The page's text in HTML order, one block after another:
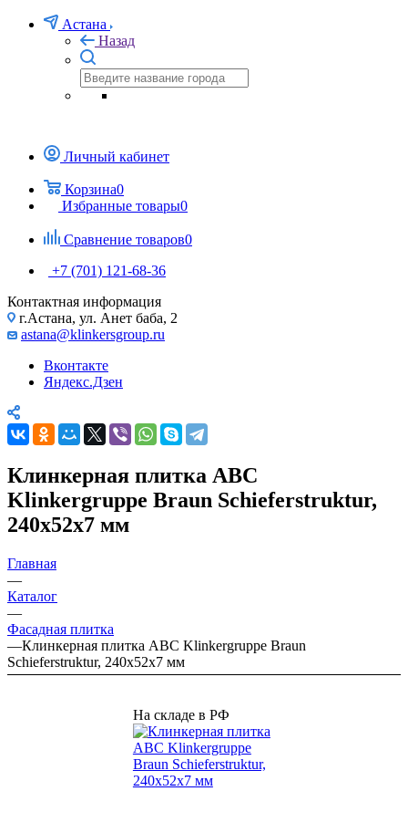
Астана
Назад
Личный кабинет
Корзина0
Избранные товары0
Сравнение товаров0
+7 (701) 121-68-36
Контактная информация
г.Астана, ул. Анет баба, 2
astana@klinkersgroup.ru
Вконтакте
Яндекс.Дзен
Клинкерная плитка ABC
Klinkergruppe Braun Schieferstruktur,
240х52х7 мм
Главная
—
Каталог
—
Фасадная плитка
—Клинкерная плитка ABC Klinkergruppe Braun
Schieferstruktur, 240х52х7 мм
На складе в РФ